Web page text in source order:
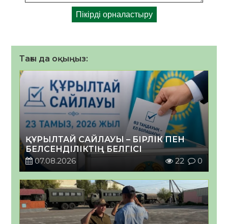
Тағы да оқыңыз:
ҚҰРЫЛТАЙ САЙЛАУЫ – БІРЛІК ПЕН
БЕЛСЕНДІЛІКТІҢ БЕЛГІСІ
07.08.2026
22 0